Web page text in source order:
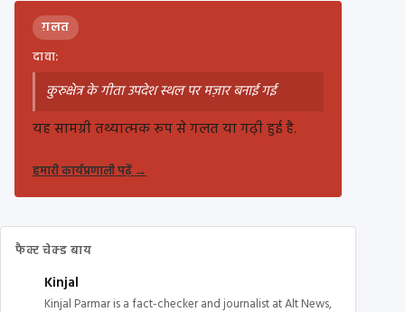
ग़लत
दावा:
कुरुक्षेत्र के गीता उपदेश स्थल पर मज़ार बनाई गई
यह सामग्री तथ्यात्मक रूप से गलत या गढ़ी हुई है.
हमारी कार्यप्रणाली पढ़ें→
फैक्ट चेक्ड बाय
Kinjal
Kinjal Parmar is a fact-checker and journalist at Alt News,